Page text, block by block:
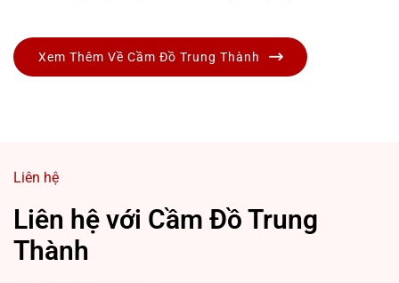
Xem Thêm Về Cầm Đồ Trung Thành
Liên hệ
Liên hệ với Cầm Đồ Trung
Thành